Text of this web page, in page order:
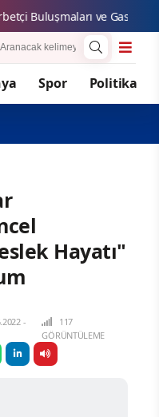
Buluşmaları ve
Spor Politika
Hayatı"
-
117
GÖRÜNTÜLEME